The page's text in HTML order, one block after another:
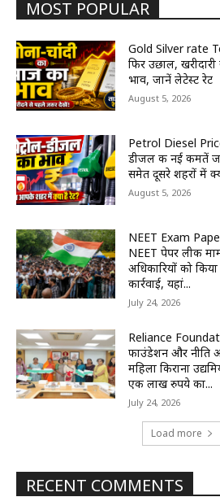
MOST POPULAR
Gold Silver rate
फिर उछाल,
भाव, जानें लेटेस्ट रेट
August 5, 2026
Petrol Diesel
डीजल की नई कीमतें
समेत दूसरे शहरों में
August 5, 2026
NEET Exam
NEET पेपर लीक
अधिकारियों को
कार्रवाई, यहां...
July 24, 2026
Reliance
फाउंडेशन और नीति
महिला किराना
एक लाख रुपये का...
July 24, 2026
Load more
RECENT COMMENTS